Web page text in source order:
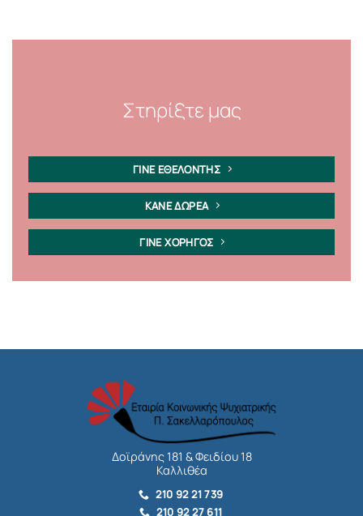
Στηρίξτε μας
ΓΙΝΕ ΕΘΕΛΟΝΤΗΣ
ΚΑΝΕ ΔΩΡΕΑ
ΓΙΝΕ ΧΟΡΗΓΟΣ
Δοϊράνης 181 & Φειδίου 18
Καλλιθέα
210 92 21 739
210 92 27 611